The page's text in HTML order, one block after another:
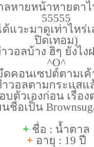
ลหายหน้าหายต
55555
แวะมาดูเท่าไหร่
ปิดเทอม)
วอลบ้าง ฮิๆ ยังไ
^O^
คอนเซปต์ตามเค้
วอลตามกระแสแ
ตัวเองก่อน เรื่อ
ชื่อเป็น
+ ชื่อ : น้ำตาล
+ อายุ : 19 ปี